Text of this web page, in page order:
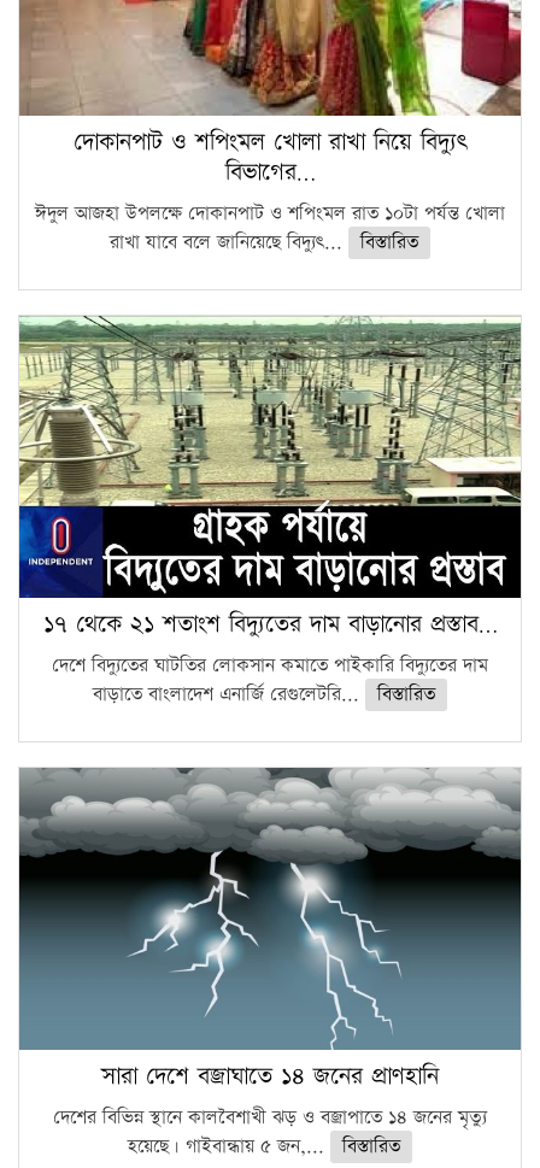
দোকানপাট ও শপিংমল খোলা রাখা নিয়ে বিদ্যুৎ
বিভাগের…
ঈদুল আজহা উপলক্ষে দোকানপাট ও শপিংমল রাত ১০টা পর্যন্ত খোলা
রাখা যাবে বলে জানিয়েছে বিদ্যুৎ...
বিস্তারিত
১৭ থেকে ২১ শতাংশ বিদ্যুতের দাম বাড়ানোর প্রস্তাব…
দেশে বিদ্যুতের ঘাটতির লোকসান কমাতে পাইকারি বিদ্যুতের দাম
বাড়াতে বাংলাদেশ এনার্জি রেগুলেটরি...
বিস্তারিত
সারা দেশে বজ্রাঘাতে ১৪ জনের প্রাণহানি
দেশের বিভিন্ন স্থানে কালবৈশাখী ঝড় ও বজ্রাপাতে ১৪ জনের মৃত্যু
হয়েছে। গাইবান্ধায় ৫ জন,...
বিস্তারিত